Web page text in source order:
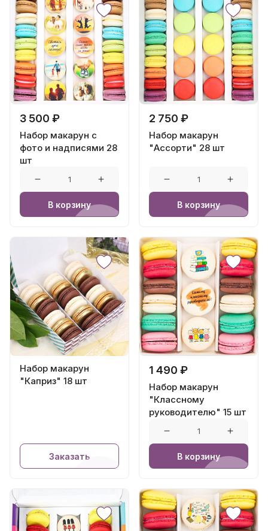
3 500 ₽
Набор макарун с
фото и надписями 28
шт
В корзину
2 750 ₽
Набор макарун
"Ассорти" 28 шт
В корзину
Набор макарун
"Каприз" 18 шт
Заказать
1 490 ₽
Набор макарун
"Классному
руководителю" 15 шт
В корзину